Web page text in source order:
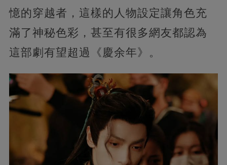
憶的穿越者，這樣的人物設定讓角色充
滿了神秘色彩，甚至有很多網友都認為
這部劇有望超過《慶余年》。